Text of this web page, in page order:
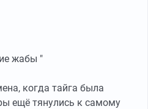
жабы "
когда тайга была
ещё тянулись к самому